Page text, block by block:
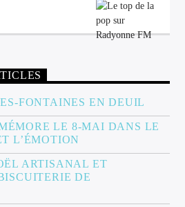
FONTAINES EN DEUIL
LE 8-MAI DANS LE
L’ÉMOTION
ARTISANAL ET
DE